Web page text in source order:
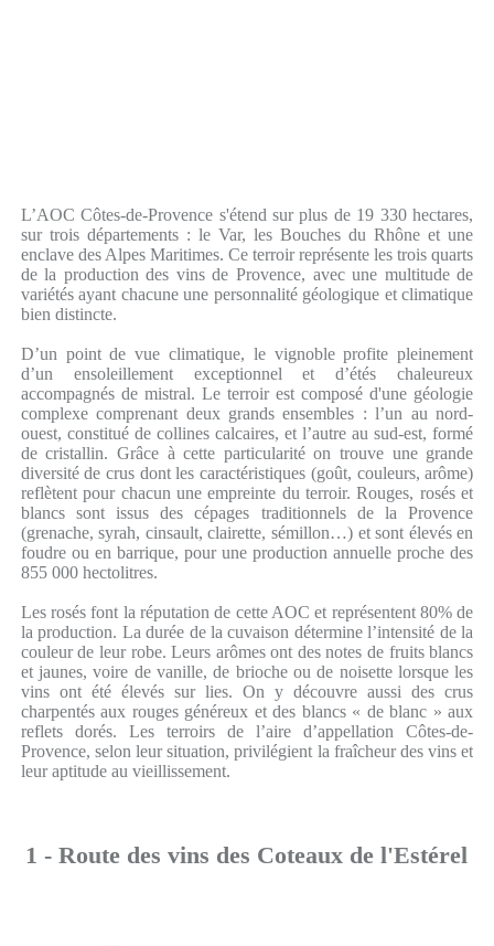
L’AOC Côtes-de-Provence s'étend sur plus de 19 330 hectares,
sur trois départements : le Var, les Bouches du Rhône et une
enclave des Alpes Maritimes. Ce terroir représente les trois quarts
de la production des vins de Provence, avec une multitude de
variétés ayant chacune une personnalité géologique et climatique
bien distincte.
D’un point de vue climatique, le vignoble profite pleinement
d’un ensoleillement exceptionnel et d’étés chaleureux
accompagnés de mistral. Le terroir est composé d'une géologie
complexe comprenant deux grands ensembles : l’un au nord-
ouest, constitué de collines calcaires, et l’autre au sud-est, formé
de cristallin. Grâce à cette particularité on trouve une grande
diversité de crus dont les caractéristiques (goût, couleurs, arôme)
reflètent pour chacun une empreinte du terroir. Rouges, rosés et
blancs sont issus des cépages traditionnels de la Provence
(grenache, syrah, cinsault, clairette, sémillon…) et sont élevés en
foudre ou en barrique, pour une production annuelle proche des
855 000 hectolitres.
Les rosés font la réputation de cette AOC et représentent 80% de
la production. La durée de la cuvaison détermine l’intensité de la
couleur de leur robe. Leurs arômes ont des notes de fruits blancs
et jaunes, voire de vanille, de brioche ou de noisette lorsque les
vins ont été élevés sur lies. On y découvre aussi des crus
charpentés aux rouges généreux et des blancs « de blanc » aux
reflets dorés. Les terroirs de l’aire d’appellation Côtes-de-
Provence, selon leur situation, privilégient la fraîcheur des vins et
leur aptitude au vieillissement.
1 - Route des vins des Coteaux de l'Estérel